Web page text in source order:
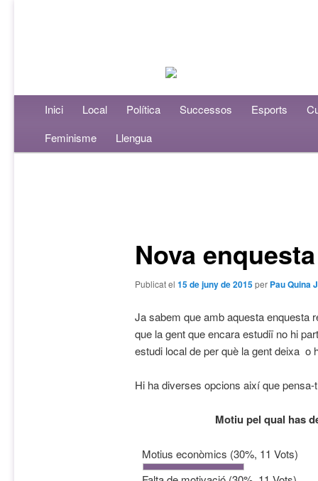
Menú principalAneu al contingut principal
Aneu al contingut secundari
Inici Local Política Successos Esports
Feminisme
Llengua
Nova
Publicat el 15 de juny de 2015per Pau Quina
Ja sabem que amb aquesta enquesta
que la gent que encara estudiï no hi
estudi local de per què la gent deixa o
Hi ha diverses opcions així que pensa-
Motiu pel qual has
Motius econòmics (30%, 11 Vots)